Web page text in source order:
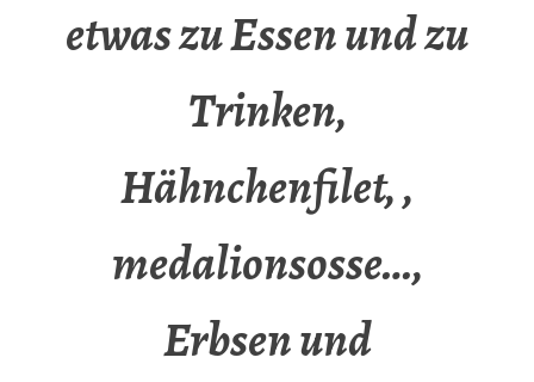
etwas zu Essen und zu
Trinken,
Hähnchenfilet, ,
medalionsosse…,
Erbsen und